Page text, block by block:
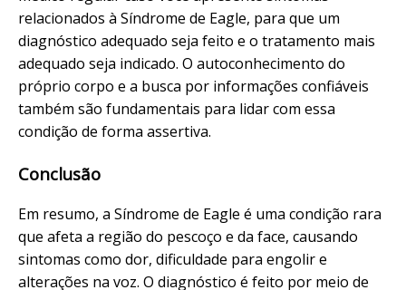
relacionados à Síndrome de Eagle, para que um
diagnóstico adequado seja feito e o tratamento mais
adequado seja indicado. O autoconhecimento do
próprio corpo e a busca por informações confiáveis
também são fundamentais para lidar com essa
condição de forma assertiva.
Conclusão
Em resumo, a Síndrome de Eagle é uma condição rara
que afeta a região do pescoço e da face, causando
sintomas como dor, dificuldade para engolir e
alterações na voz. O diagnóstico é feito por meio de